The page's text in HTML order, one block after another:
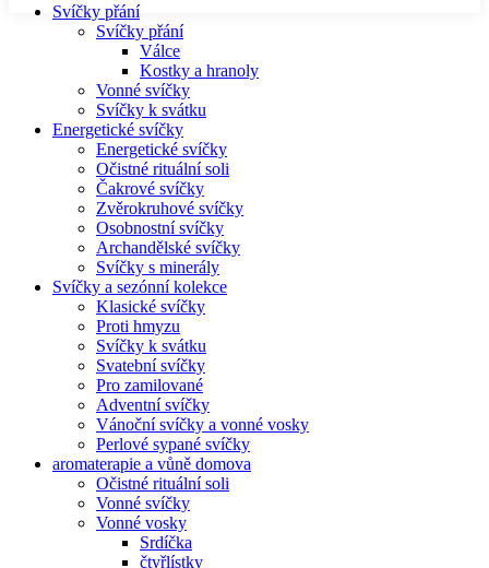
Svíčky přání
Svíčky přání
Válce
Kostky a hranoly
Vonné svíčky
Svíčky k svátku
Energetické svíčky
Energetické svíčky
Očistné rituální soli
Čakrové svíčky
Zvěrokruhové svíčky
Osobnostní svíčky
Archandělské svíčky
Svíčky s minerály
Svíčky a sezónní kolekce
Klasické svíčky
Proti hmyzu
Svíčky k svátku
Svatební svíčky
Pro zamilované
Adventní svíčky
Vánoční svíčky a vonné vosky
Perlové sypané svíčky
aromaterapie a vůně domova
Očistné rituální soli
Vonné svíčky
Vonné vosky
Srdíčka
čtyřlístky